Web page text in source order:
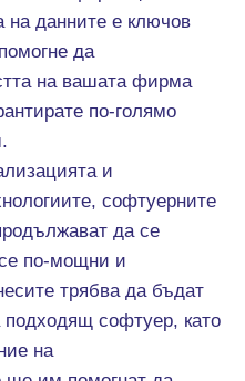
на данните е ключов
да
на вашата фирма
по-голямо
и
софтуерните
да се
по-мощни и
трябва да бъдат
софтуер, като
на